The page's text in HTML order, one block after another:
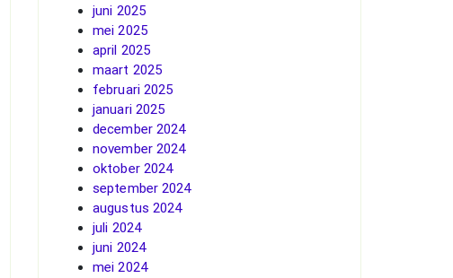
juni 2025
mei 2025
april 2025
maart 2025
februari 2025
januari 2025
december 2024
november 2024
oktober 2024
september 2024
augustus 2024
juli 2024
juni 2024
mei 2024